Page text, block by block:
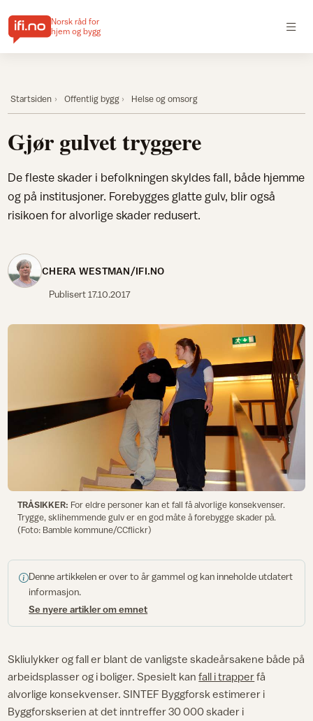
Norsk råd for
hjem og bygg
Startsiden Offentlig bygg Helse og omsorg
Gjør gulvet tryggere
De fleste skader i befolkningen skyldes fall, både hjemme
og på institusjoner. Forebygges glatte gulv, blir også
risikoen for alvorlige skader redusert.
CHERA WESTMAN/IFI.NO
Publisert17.10.2017
TRÅSIKKER: For eldre personer kan et fall få alvorlige konsekvenser.
Trygge, sklihemmende gulv er en god måte å forebygge skader på.
(Foto: Bamble kommune/CCflickr)
Denne artikkelen er over to år gammel og kan inneholde utdatert
informasjon.
Se nyere artikler om emnet
Skliulykker og fall er blant de vanligste skadeårsakene både på
arbeidsplasser og i boliger. Spesielt kanfall i trapperfå
alvorlige konsekvenser. SINTEF Byggforsk estimerer i
Byggforskserien at det inntreffer 30 000 skader i